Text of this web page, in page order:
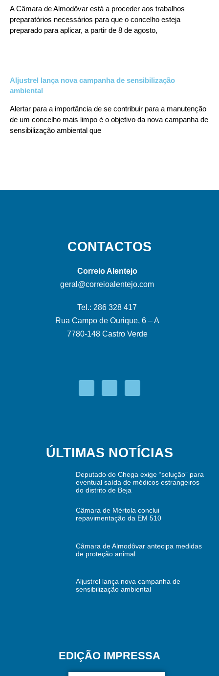
A Câmara de Almodôvar está a proceder aos trabalhos
preparatórios necessários para que o concelho esteja
preparado para aplicar, a partir de 8 de agosto,
Aljustrel lança nova campanha de sensibilização
ambiental
Alertar para a importância de se contribuir para a manutenção
de um concelho mais limpo é o objetivo da nova campanha de
sensibilização ambiental que
CONTACTOS
Correio Alentejo
geral@correioalentejo.com
Tel.: 286 328 417
Rua Campo de Ourique, 6 – A
7780-148 Castro Verde
ÚLTIMAS NOTÍCIAS
Deputado do Chega exige “solução” para
eventual saída de médicos estrangeiros
do distrito de Beja
Câmara de Mértola conclui
repavimentação da EM 510
Câmara de Almodôvar antecipa medidas
de proteção animal
Aljustrel lança nova campanha de
sensibilização ambiental
EDIÇÃO IMPRESSA